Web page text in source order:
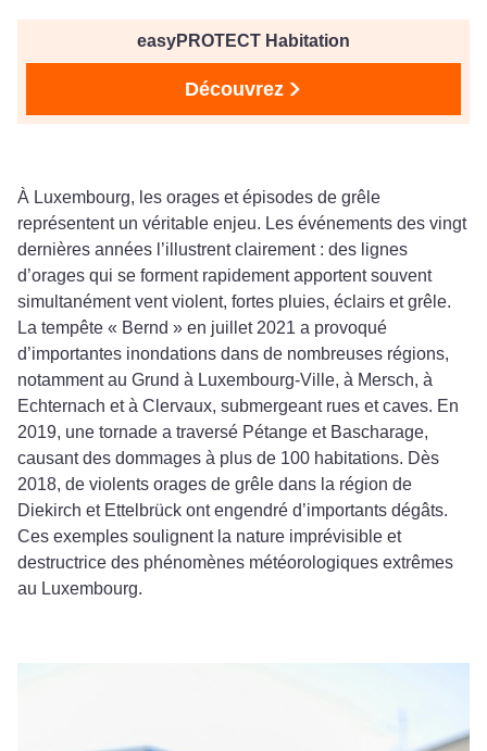
easyPROTECT Habitation
Découvrez
À Luxembourg, les orages et épisodes de grêle
représentent un véritable enjeu. Les événements des vingt
dernières années l’illustrent clairement : des lignes
d’orages qui se forment rapidement apportent souvent
simultanément vent violent, fortes pluies, éclairs et grêle.
La tempête « Bernd » en juillet 2021 a provoqué
d’importantes inondations dans de nombreuses régions,
notamment au Grund à Luxembourg-Ville, à Mersch, à
Echternach et à Clervaux, submergeant rues et caves. En
2019, une tornade a traversé Pétange et Bascharage,
causant des dommages à plus de 100 habitations. Dès
2018, de violents orages de grêle dans la région de
Diekirch et Ettelbrück ont engendré d’importants dégâts.
Ces exemples soulignent la nature imprévisible et
destructrice des phénomènes météorologiques extrêmes
au Luxembourg.